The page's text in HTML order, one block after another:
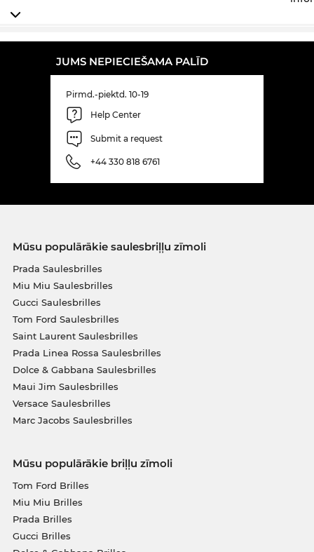
JUMS NEPIECIEŠAMA PALĪD
Pirmd.-piektd. 10-19
Help Center
Submit a request
+44 330 818 6761
Mūsu populārākie saulesbriļļu zīmoli
Prada Saulesbrilles
Miu Miu Saulesbrilles
Gucci Saulesbrilles
Tom Ford Saulesbrilles
Saint Laurent Saulesbrilles
Prada Linea Rossa Saulesbrilles
Dolce & Gabbana Saulesbrilles
Maui Jim Saulesbrilles
Versace Saulesbrilles
Marc Jacobs Saulesbrilles
Mūsu populārākie briļļu zīmoli
Tom Ford Brilles
Miu Miu Brilles
Prada Brilles
Gucci Brilles